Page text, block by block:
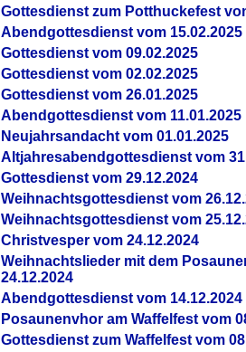
Gottesdienst zum Potthuckefest
Abendgottesdienst vom 15.02.2025
Gottesdienst vom 09.02.2025
Gottesdienst vom 02.02.2025
Gottesdienst vom 26.01.2025
Abendgottesdienst vom 11.01.2025
Neujahrsandacht vom 01.01.2025
Altjahresabendgottesdienst vom
Gottesdienst vom 29.12.2024
Weihnachtsgottesdienst vom
Weihnachtsgottesdienst vom
Christvesper vom 24.12.2024
Weihnachtslieder mit dem
24.12.2024
Abendgottesdienst vom 14.12.2024
Posaunenvhor am Waffelfest vom
Gottesdienst zum Waffelfest vom